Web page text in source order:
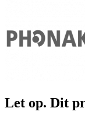
Let op. Dit